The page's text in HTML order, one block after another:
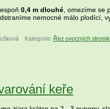
0,4 m dlouhé , omezíme se
nemocné málo plodící,
Kategorie: Řez ovocných
keře